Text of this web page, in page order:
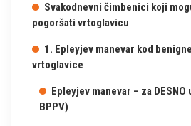
Svakodnevni čimbenici koji
pogoršati vrtoglavicu
1. Epleyjev manevar kod
vrtoglavice
Epleyjev manevar – za
BPPV)